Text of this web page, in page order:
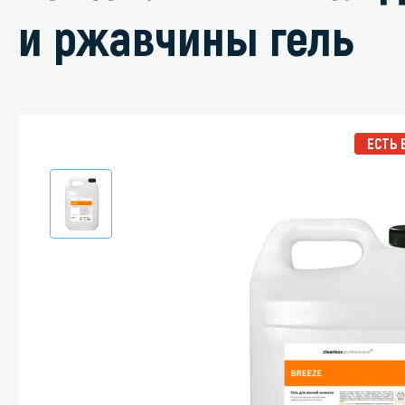
Дегризер
Средства
Средства
Средства
Средства
и ржавчины гель
ЕСТЬ